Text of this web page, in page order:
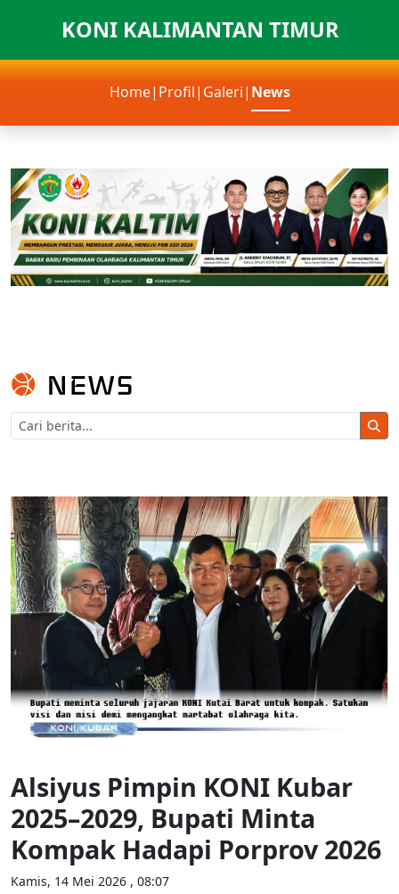
KONI KALIMANTAN TIMUR
Home| Profil| Galeri| News
Alsiyus Pimpin KONI Kubar
2025–2029, Bupati Minta
Kompak Hadapi Porprov 2026
Kamis, 14 Mei 2026 , 08:07